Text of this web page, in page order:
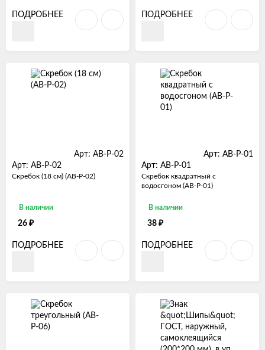
ПОДРОБНЕЕ ПОДРОБНЕЕ
Арт: AB-P-02
Арт: AB-P-02
Скребок (18 см) (AB-P-02)
В наличии
26 ₽
ПОДРОБНЕЕ
Арт: AB-P-01
Арт: AB-P-01
Скребок квадратный с
водосгоном (AB-P-01)
В наличии
38 ₽
ПОДРОБНЕЕ